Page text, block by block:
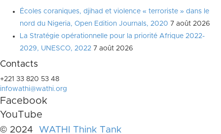
Écoles coraniques, djihad et violence « terroriste » dans le
nord du Nigeria, Open Edition Journals, 2020 7 août 2026
La Stratégie opérationnelle pour la priorité Afrique 2022-
2029, UNESCO, 2022 7 août 2026
Contacts
+221 33 820 53 48
infowathi@wathi.org
Facebook
YouTube
© 2024 WATHI Think Tank